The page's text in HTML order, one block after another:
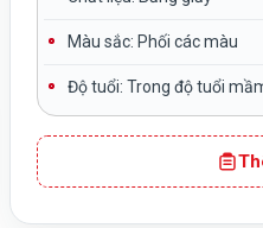
Màu sắc: Phối các màu
Độ tuổi: Trong độ tuổi